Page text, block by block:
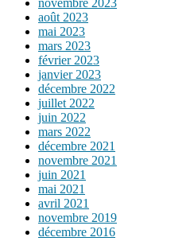
novembre 2023
août 2023
mai 2023
mars 2023
février 2023
janvier 2023
décembre 2022
juillet 2022
juin 2022
mars 2022
décembre 2021
novembre 2021
juin 2021
mai 2021
avril 2021
novembre 2019
décembre 2016